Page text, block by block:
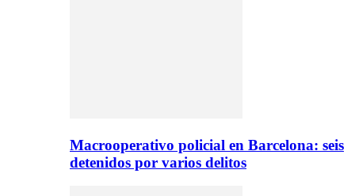
Macrooperativo policial en Barcelona: seis
detenidos por varios delitos